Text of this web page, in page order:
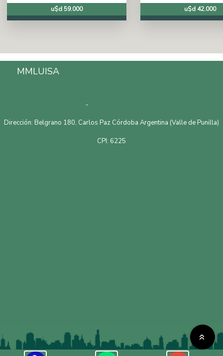
u$d 59.000 u$d 42.000
«
MMLUISA
-
Dirección: Belgrano 180, Carlos Paz Córdoba Argentina (Valle de Punilla)
CPI: 6225